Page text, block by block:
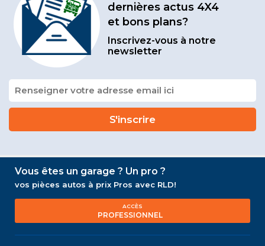
dernières actus 4X4
et bons plans?
Inscrivez-vous à notre
newsletter
Vous êtes un garage ? Un pro ?
vos pièces autos à prix Pros avec RLD!
ACCÈS
PROFESSIONNEL